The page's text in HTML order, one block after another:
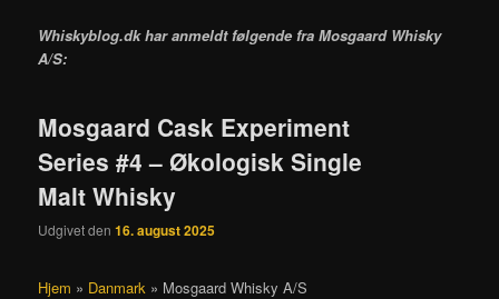
Whiskyblog.dk har anmeldt følgende fraMosgaard Whisky
A/S:
Mosgaard Cask Experiment
Series #4 – Økologisk Single
Malt Whisky
Udgivet den16. august 2025
Hjem » Danmark » Mosgaard Whisky A/S